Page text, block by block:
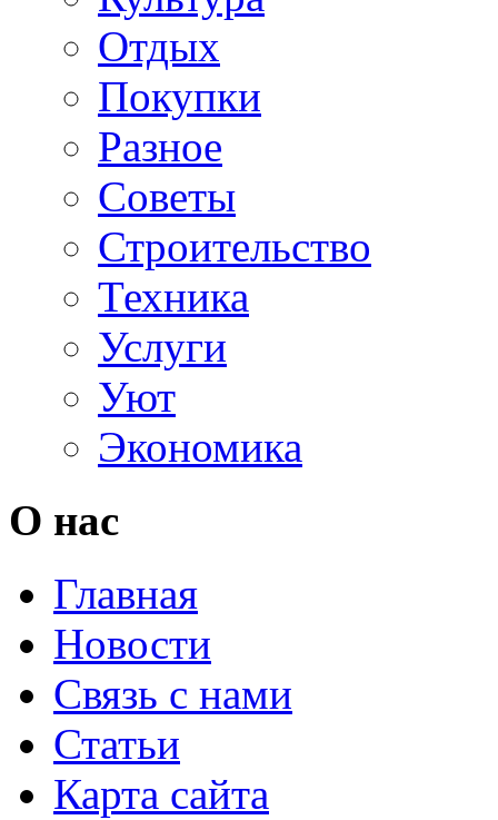
Отдых
Покупки
Разное
Советы
Строительство
Техника
Услуги
Уют
Экономика
О нас
Главная
Новости
Связь с нами
Статьи
Карта сайта